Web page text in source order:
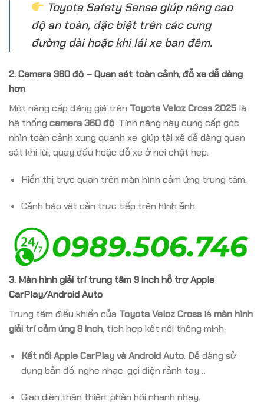
Toyota Safety Sense giúp nâng cao
độ an toàn, đặc biệt trên các cung
đường dài hoặc khi lái xe ban đêm.
2.Camera 360 độ – Quan sát toàn cảnh, đỗ xe dễ dàng
hơn
Một nâng cấp đáng giá trên Toyota Veloz Cross 2025 là
hệ thống camera 360 độ. Tính năng này cung cấp góc
nhìn toàn cảnh xung quanh xe, giúp tài xế dễ dàng quan
sát khi lùi, quay đầu hoặc đỗ xe ở nơi chật hẹp.
Hiển thị trực quan trên màn hình cảm ứng trung tâm.
Cảnh báo vật cản trực tiếp trên hình ảnh.
3. Màn hình giải trí trung tâm 9 inch hỗ trợ Apple
CarPlay/Android Auto
Trung tâm điều khiển của Toyota Veloz Cross là màn hình
giải trí cảm ứng 9 inch, tích hợp kết nối thông minh:
Kết nối Apple CarPlay và Android Auto: Dễ dàng sử
dụng bản đồ, nghe nhạc, gọi điện rảnh tay…
Giao diện thân thiện, phản hồi nhanh nhạy.